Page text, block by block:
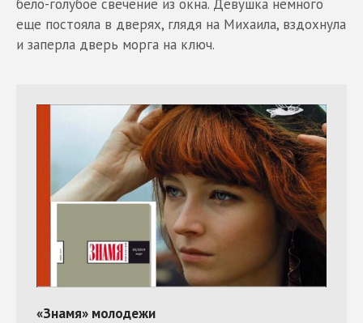
бело-голубое свечение из окна. Девушка немного
еще постояла в дверях, глядя на Михаила, вздохнула
и заперла дверь морга на ключ.